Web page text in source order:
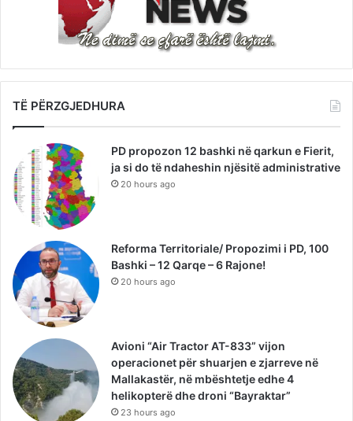
TË PËRZGJEDHURA
PD propozon 12 bashki në qarkun e Fierit,
ja si do të ndaheshin njësitë administrative
20 hours ago
Reforma Territoriale/ Propozimi i PD, 100
Bashki – 12 Qarqe – 6 Rajone!
20 hours ago
Avioni “Air Tractor AT-833” vijon
operacionet për shuarjen e zjarreve në
Mallakastër, në mbështetje edhe 4
helikopterë dhe droni “Bayraktar”
23 hours ago